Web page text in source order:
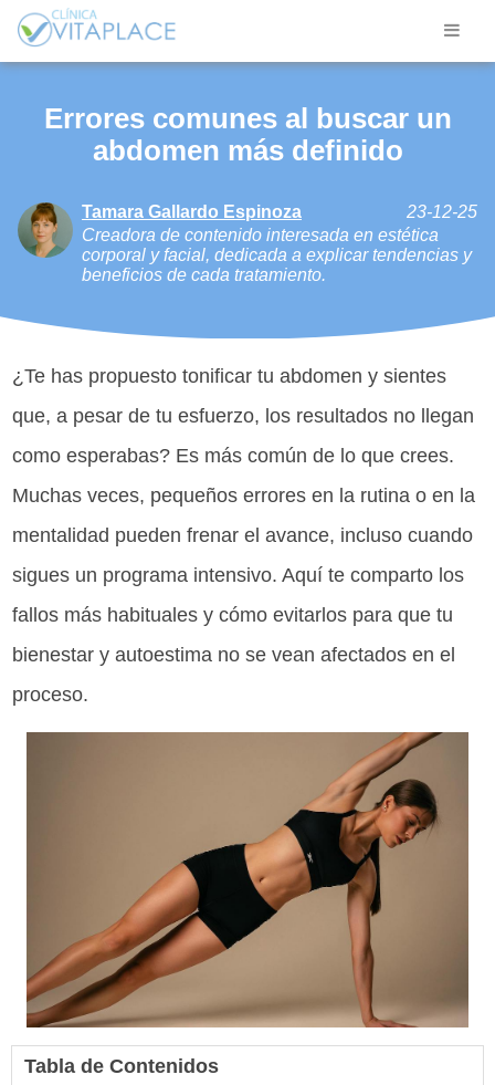
Errores comunes al buscar un
abdomen más definido
Tamara Gallardo Espinoza
23-12-25
Creadora de contenido interesada en estética
corporal y facial, dedicada a explicar tendencias y
beneficios de cada tratamiento.
¿Te has propuesto tonificar tu abdomen y sientes
que, a pesar de tu esfuerzo, los resultados no llegan
como esperabas? Es más común de lo que crees.
Muchas veces, pequeños errores en la rutina o en la
mentalidad pueden frenar el avance, incluso cuando
sigues un programa intensivo. Aquí te comparto los
fallos más habituales y cómo evitarlos para que tu
bienestar y autoestima no se vean afectados en el
proceso.
Tabla de Contenidos